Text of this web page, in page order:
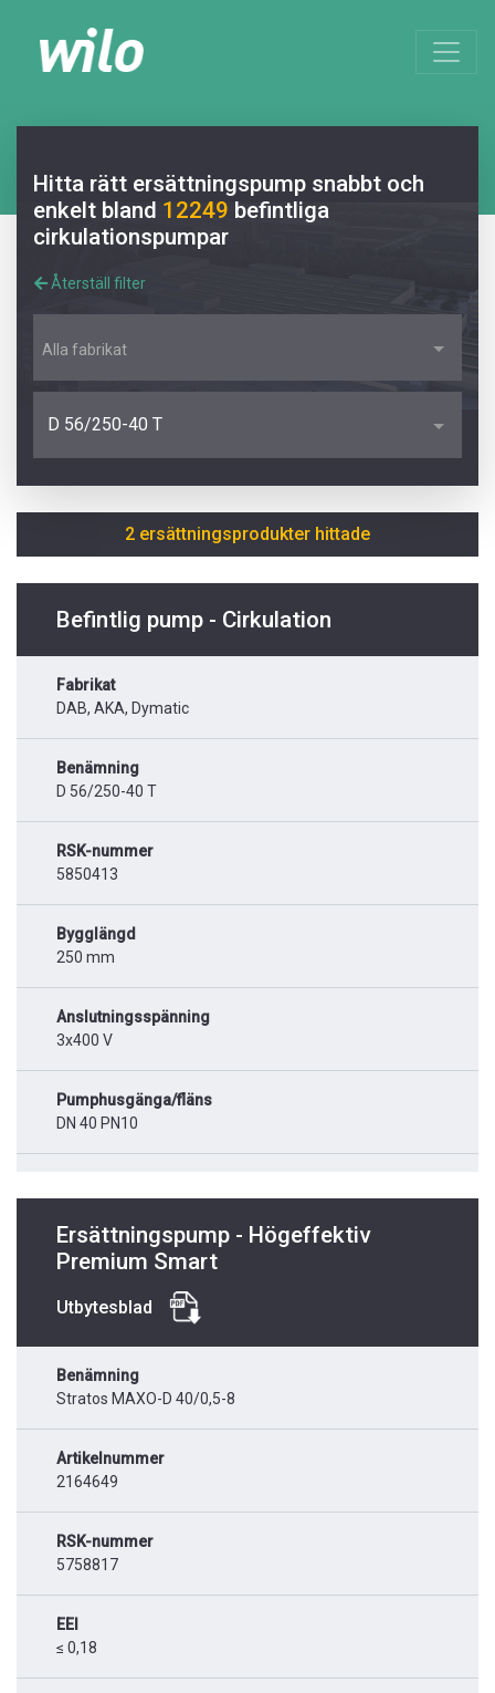
Hitta rätt ersättningspump snabbt och
enkelt bland 12249 befintliga
cirkulationspumpar
Återställ filter
Alla fabrikat
D 56/250-40 T
2 ersättningsprodukter hittade
Befintlig pump - Cirkulation
Fabrikat
DAB, AKA, Dymatic
Benämning
D 56/250-40 T
RSK-nummer
5850413
Bygglängd
250 mm
Anslutningsspänning
3x400 V
Pumphusgänga/fläns
DN 40 PN10
Ersättningspump - Högeffektiv
Premium Smart
Utbytesblad
Benämning
Stratos MAXO-D 40/0,5-8
Artikelnummer
2164649
RSK-nummer
5758817
EEI
≤ 0,18